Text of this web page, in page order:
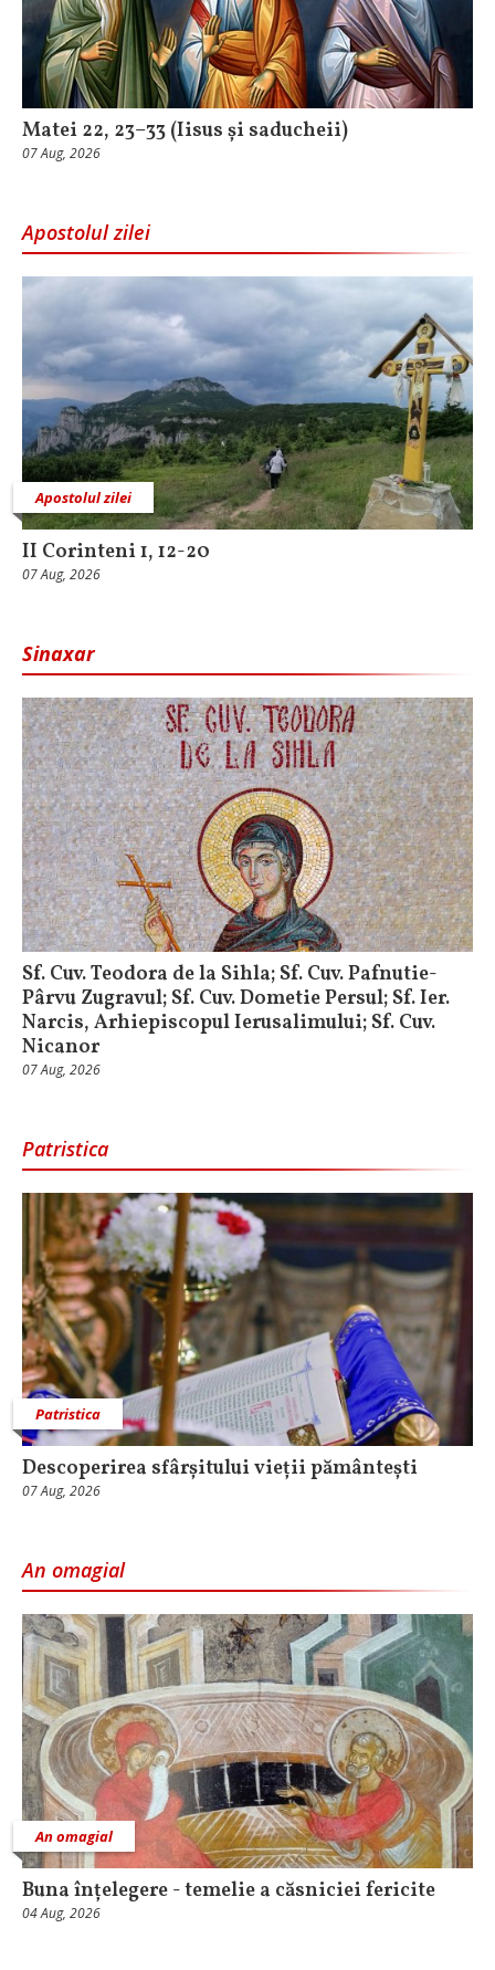
Matei 22, 23–33 (Iisus și saducheii)
07 Aug, 2026
Apostolul zilei
Apostolul zilei
II Corinteni 1, 12-20
07 Aug, 2026
Sinaxar
Sf. Cuv. Teodora de la Sihla; Sf. Cuv. Pafnutie-
Pârvu Zugravul; Sf. Cuv. Dometie Persul; Sf. Ier.
Narcis, Arhiepiscopul Ierusalimului; Sf. Cuv.
Nicanor
07 Aug, 2026
Patristica
Patristica
Descoperirea sfârșitului vieții pământești
07 Aug, 2026
An omagial
An omagial
Buna înțelegere - temelie a căsniciei fericite
04 Aug, 2026